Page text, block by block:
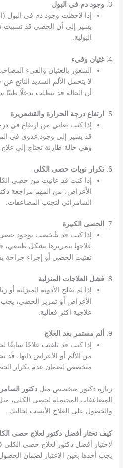
3. وجود دم في البول
إذا لاحظت وجود دم في البول
يشير إلى أن الحصى قد تسببت
البولية.
4. غثيان وقيء
الشعور بالغثيان والقيء
لا يتحمل الألم الشديد الناتج
أن الحالة قد تتطلب تدخلًا طبيًا
5.
ارتفاع درجة الحرارة والقشعريرة
إذا كنت تعاني من ارتفاع في
قد يشير إلى وجود عدوى في
وهي حالة طارئة تحتاج إلى
6. تكرار نوبات حصى الكلى
إذا كنت قد عانيت من حصى
الأعراض، من المهم مراجعة
السامرائي لتجنب المضاعفات.
7.
الحصى الكبيرة
إذا كنت قد شُخصت بوجود حصى
علاجها بتمريرها بشكل
تفتيت الحصى أو إجراء جراحة
8. فشل العلاجات المنزلية
إذا لم تفلح الأدوية المنزلية
الأعراض أو تمرير الحصى،
علاجية أكثر فعالية.
9.
ألم مستمر بعد العلاج
إذا كنت قد تلقيت علاجًا
من الألم أو الأعراض ذاتها، قد
متخصص لضمان عدم تكرار
زيارة دكتور متخصص مثلدكتور
المضاعفات المحتملة لحصى الكلى،
والحصول على العلاج الأنسب لحالتك.
كيف تختار أفضل دكتور لعلاج حصى
لاختيار أفضل دكتور لعلاج حصى
يجب أخذها بعين الاعتبار لضمان